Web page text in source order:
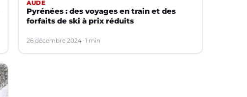
AUDE
Pyrénées : des voyages en train et des
forfaits de ski à prix réduits
26 décembre 2024 1 min